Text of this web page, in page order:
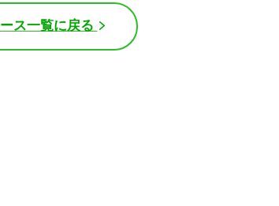
ス一覧に戻る